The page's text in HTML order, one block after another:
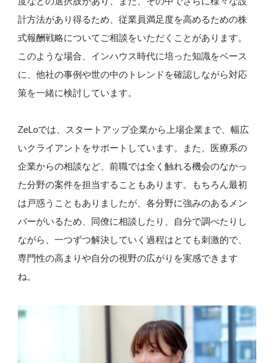
計方法があり得るため、従業員満足度を高めるための株
式報酬戦略についてご相談をいただくことがあります。
このような場合、インハウス時代に培った知識をベース
に、他社の事例や世の中のトレンドを確認しながら対応
策を一緒に検討しています。
ZeLoでは、スタートアップ企業から上場企業まで、幅広
いクライアントをサポートしています。また、医療系の
企業からの相談など、前職では全く触れる機会のなかっ
た分野の案件を担当することもあります。もちろん最初
は戸惑うこともありましたが、各分野に強みのあるメン
バーがいるため、同僚に相談したり、自分で調べたりし
ながら、一つずつ解決していく過程はとても刺激的で、
専門性の高まりや自分の視野の広がりを実感できます
ね。